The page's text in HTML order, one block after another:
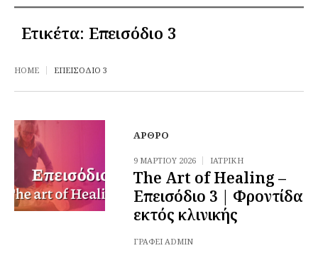
Ετικέτα: Επεισόδιο 3
HOME ΕΠΕΙΣΌΔΙΟ 3
ΆΡΘΡΟ
9 ΜΑΡΤΊΟΥ 2026 ΙΑΤΡΙΚΉ
The Art of Healing –
Επεισόδιο 3 | Φροντίδα
εκτός κλινικής
ΓΡΆΦΕΙ ADMIN